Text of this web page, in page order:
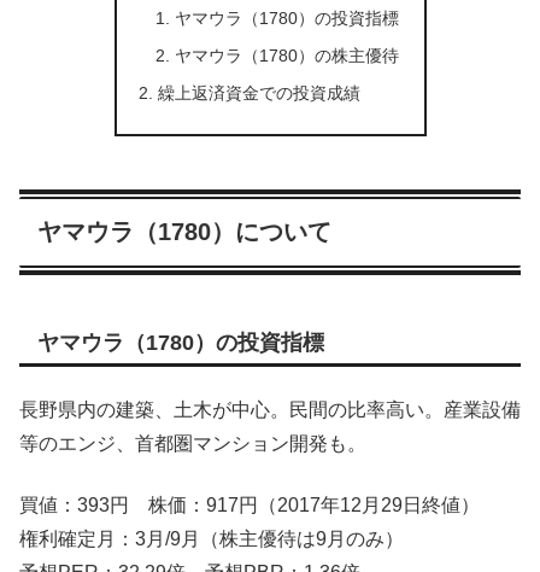
ヤマウラ（1780）の投資指標
ヤマウラ（1780）の株主優待
繰上返済資金での投資成績
ヤマウラ（1780）について
ヤマウラ（1780）の投資指標
長野県内の建築、土木が中心。民間の比率高い。産業設備
等のエンジ、首都圏マンション開発も。
買値：393円 株価：917円（2017年12月29日終値）
権利確定月：3月/9月（株主優待は9月のみ）